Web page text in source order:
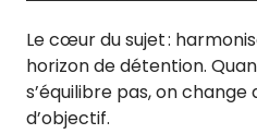
Le cœur du sujet :
horizon de détention.
s’équilibre pas, on change
d’objectif.